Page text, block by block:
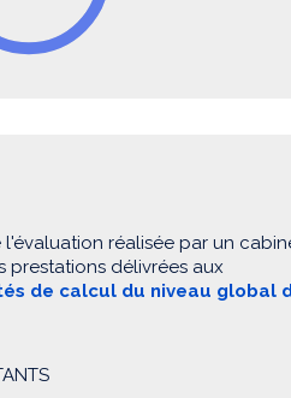
réalisée par un
délivrées aux
de calcul du niveau global